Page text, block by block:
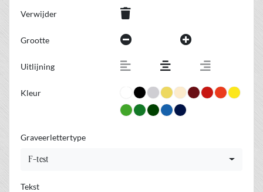
Verwijder
Grootte
Uitlijning
Kleur
Graveerlettertype
F-test
Tekst